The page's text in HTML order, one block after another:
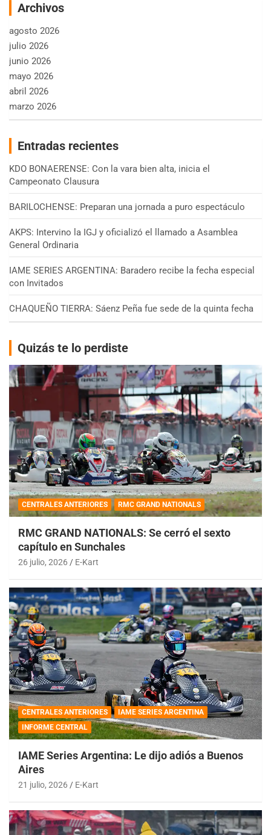
Archivos
agosto 2026
julio 2026
junio 2026
mayo 2026
abril 2026
marzo 2026
Entradas recientes
KDO BONAERENSE: Con la vara bien alta, inicia el
Campeonato Clausura
BARILOCHENSE: Preparan una jornada a puro espectáculo
AKPS: Intervino la IGJ y oficializó el llamado a Asamblea
General Ordinaria
IAME SERIES ARGENTINA: Baradero recibe la fecha especial
con Invitados
CHAQUEÑO TIERRA: Sáenz Peña fue sede de la quinta fecha
Quizás te lo perdiste
CENTRALES ANTERIORES RMC GRAND NATIONALS
RMC GRAND NATIONALS: Se cerró el sexto
capítulo en Sunchales
26 julio, 2026 E-Kart
CENTRALES ANTERIORES
IAME SERIES ARGENTINA
INFORME CENTRAL
IAME Series Argentina: Le dijo adiós a Buenos
Aires
21 julio, 2026 E-Kart